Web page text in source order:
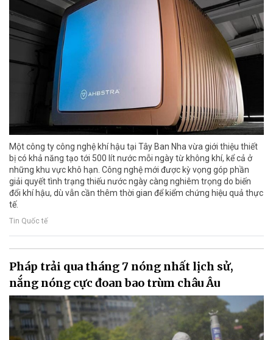
Một công ty công nghệ khí hậu tại Tây Ban Nha vừa giới thiệu thiết
bị có khả năng tạo tới 500 lít nước mỗi ngày từ không khí, kể cả ở
những khu vực khô hạn. Công nghệ mới được kỳ vọng góp phần
giải quyết tình trạng thiếu nước ngày càng nghiêm trọng do biến
đổi khí hậu, dù vẫn cần thêm thời gian để kiểm chứng hiệu quả thực
tế.
Tin Quốc tế
Pháp trải qua tháng 7 nóng nhất lịch sử,
nắng nóng cực đoan bao trùm châu Âu